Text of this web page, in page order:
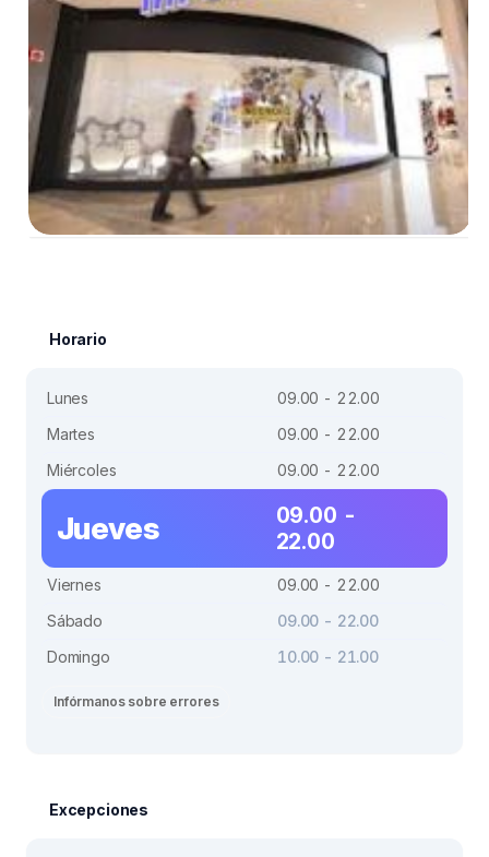
Horario
Lunes
09.00 - 22.00
Martes
09.00 - 22.00
Miércoles
09.00 - 22.00
Jueves
09.00 -
22.00
Viernes
09.00 - 22.00
Sábado
09.00 - 22.00
Domingo
10.00 - 21.00
Infórmanos sobre errores
Excepciones